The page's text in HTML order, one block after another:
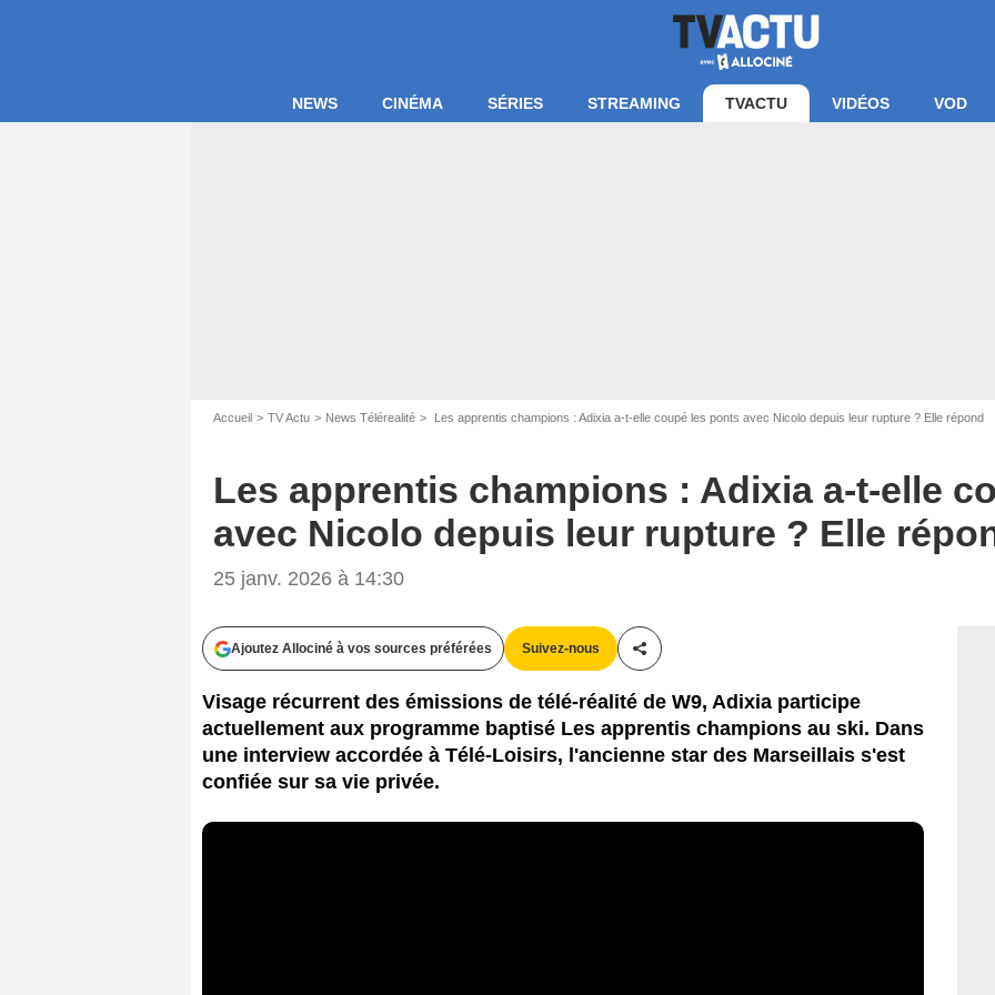
NEWS CINÉMA SÉRIES STREAMING TVACTU VIDÉOS VOD
Accueil TV Actu News Télérealité Les apprentis champions : Adixia a-t-elle coupé les ponts avec Nicolo depuis leur rupture ? Elle répond
Les apprentis champions : Adixia a-t-elle
avec Nicolo depuis leur rupture ? Elle
25 janv. 2026 à 14:30
Ajoutez Allociné à vos sources préférées Suivez-nous
Partager cet article
Visage récurrent des émissions de télé-réalité de W9, Adixia participe
actuellement aux programme baptisé Les apprentis champions au ski. Dans
une interview accordée à Télé-Loisirs, l'ancienne star des Marseillais s'est
confiée sur sa vie privée.